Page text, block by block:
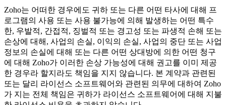
Zoho는 어떠한 경우에도 귀하 또는 다른 어떤 타사에 대해 프
로그램의 사용 또는 사용 불가능에 의해 발생하는 어떤 특수
한, 우발적, 간접적, 징벌적 또는 경고성 또는 파생적 손해 또는
손상에 대해, 사업의 손실, 이익의 손실, 사업의 중단 또는 사업
정보의 손실에 대해 또는 다른 어떤 상대방에 의한 어떤 청구
에 대해 Zoho가 이러한 손상 가능성에 대해 권고를 이미 제공
한 경우라 할지라도 책임을 지지 않습니다. 본 계약과 관련된
또는 달리 라이선스 소프트웨어와 관련된 의무에 대하여 Zoho
가 지는 전체 책임은 귀하가 라이선스 소프트웨어에 대해 지불